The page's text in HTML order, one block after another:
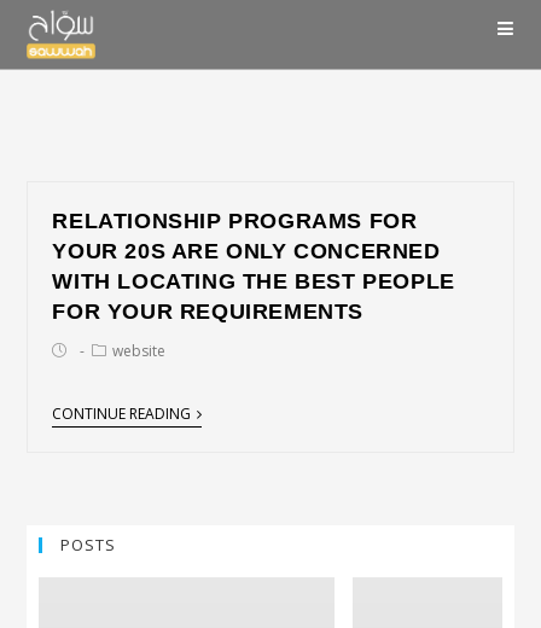
RELATIONSHIP PROGRAMS FOR
YOUR 20S ARE ONLY CONCERNED
WITH LOCATING THE BEST PEOPLE
FOR YOUR REQUIREMENTS
website
CONTINUE READING
POSTS